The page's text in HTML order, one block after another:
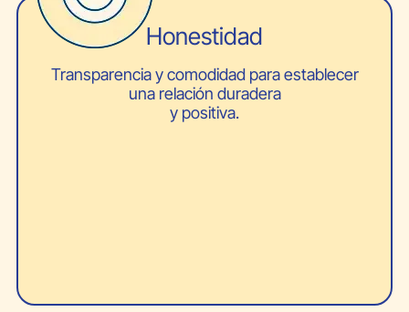
Honestidad
Transparencia y comodidad para establecer
una relación duradera
y positiva.